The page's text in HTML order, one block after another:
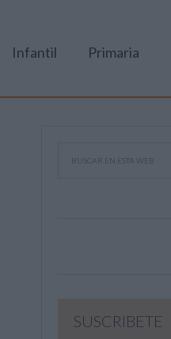
Infantil Primaria
SUSCRIBETE